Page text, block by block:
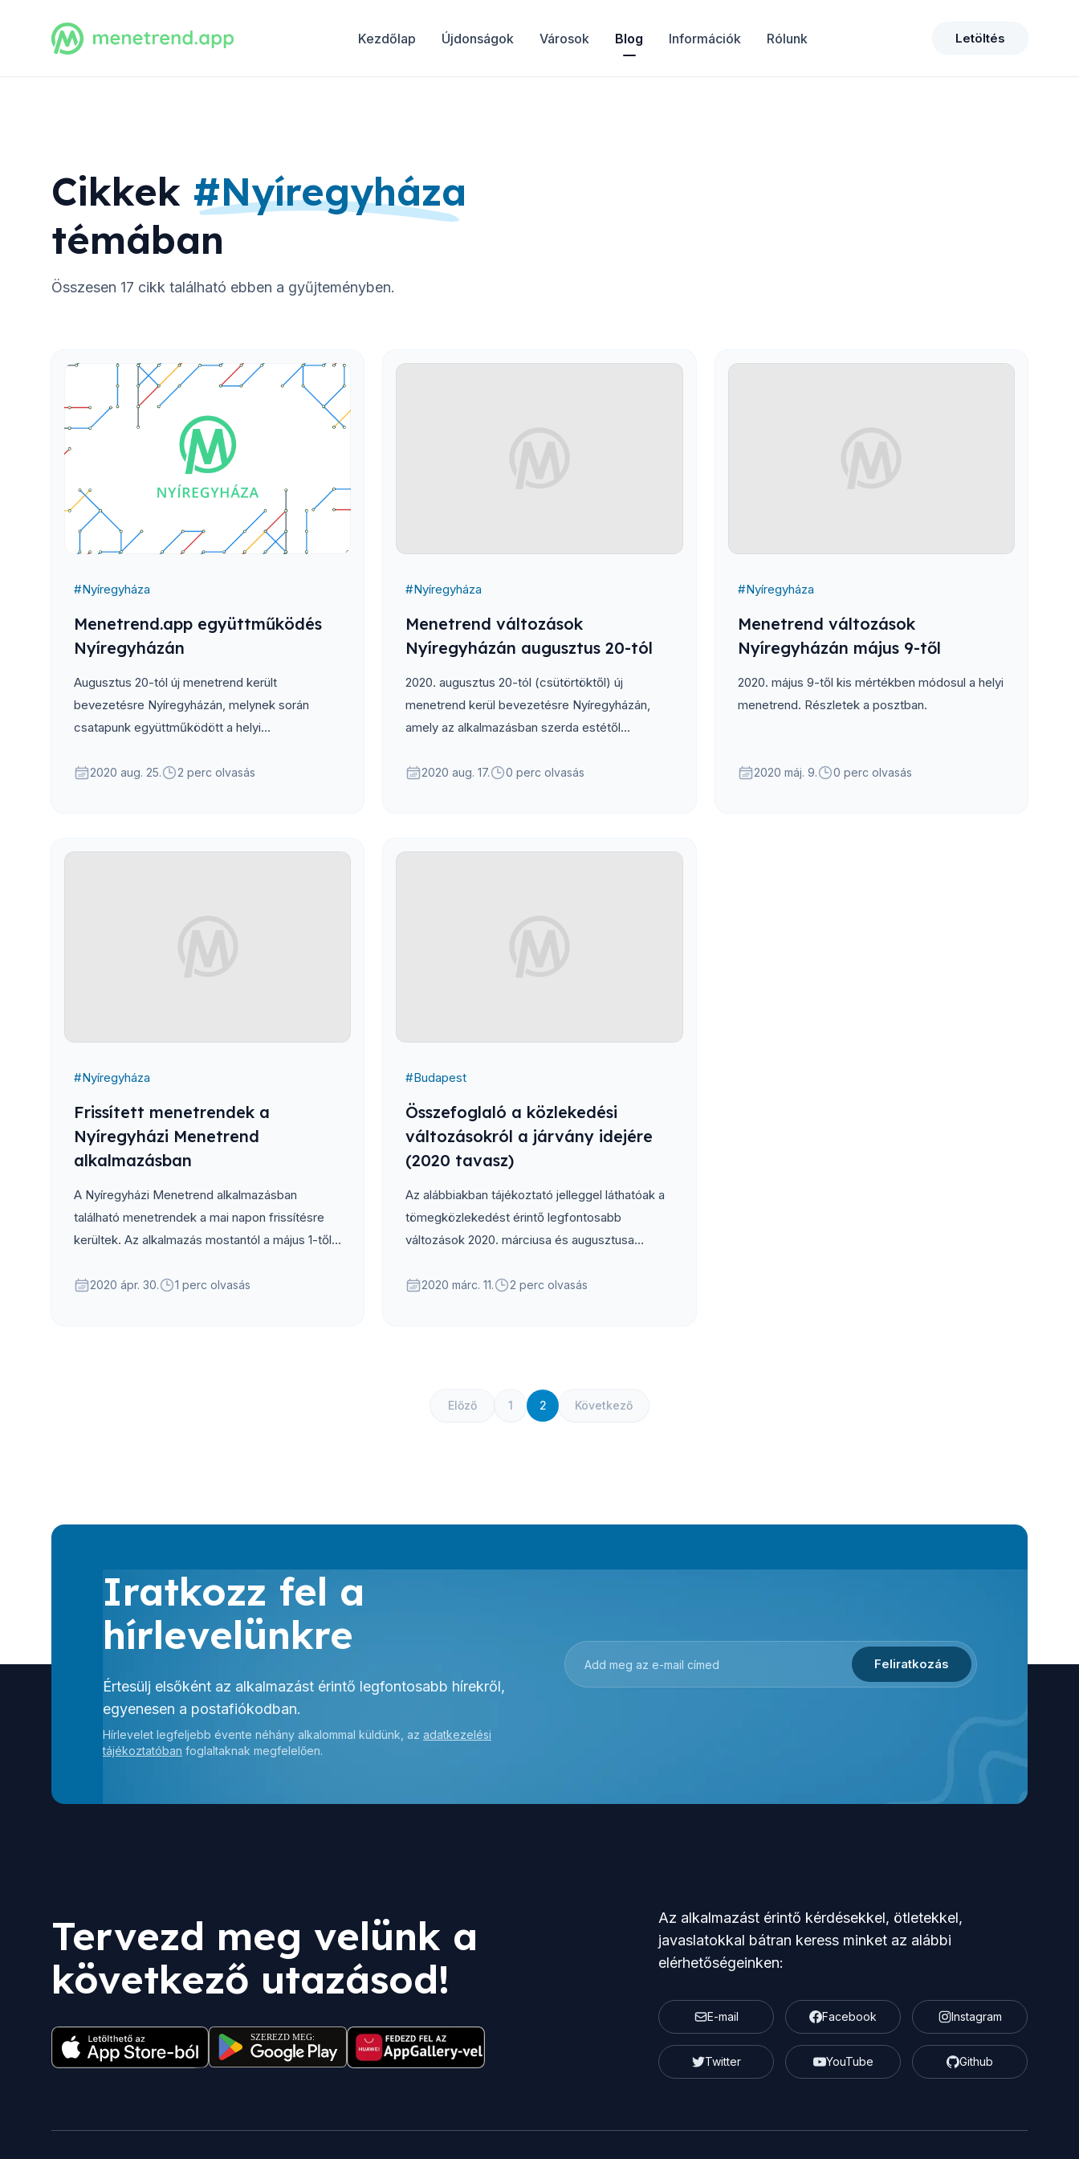
Kezdőlap Újdonságok Városok Blog Információk Rólunk Letöltés
Cikkek #Nyíregyháza
témában
Összesen 17 cikk található ebben a gyűjteményben.
#Nyíregyháza
Menetrend.app együttműködés
Nyíregyházán
Augusztus 20-tól új menetrend került
bevezetésre Nyíregyházán, melynek során
csatapunk együttműködött a helyi
szakembereivel, hogy az utazóközönség online
2020 aug. 25. 2 perc olvasás
#Nyíregyháza
Menetrend változások
Nyíregyházán augusztus 20-tól
2020. augusztus 20-tól (csütörtöktől) új
menetrend kerül bevezetésre Nyíregyházán,
amely az alkalmazásban szerda estétől
2020 aug. 17. 0 perc olvasás
#Nyíregyháza
Menetrend változások
Nyíregyházán május 9-től
2020. május 9-től kis mértékben módosul a helyi
menetrend. Részletek a posztban.
2020 máj. 9. 0 perc olvasás
#Nyíregyháza
Frissített menetrendek a
Nyíregyházi Menetrend
alkalmazásban
A Nyíregyházi Menetrend alkalmazásban
található menetrendek a mai napon frissítésre
kerültek. Az alkalmazás mostantól a május 1-től
melyet a Volánbusz biztosít számunkra.
2020 ápr. 30. 1 perc olvasás
#Budapest
Összefoglaló a közlekedési
változásokról a járvány idejére
(2020 tavasz)
Az alábbiakban tájékoztató jelleggel láthatóak a
tömegközlekedést érintő legfontosabb
változások 2020. márciusa és augusztusa
2020 márc. 11. 2 perc olvasás
Előző 1 2 Következő
Iratkozz fel a
hírlevelünkre
Értesülj elsőként az alkalmazást érintő legfontosabb hírekről,
egyenesen a postafiókodban.
Hírlevelet legfeljebb évente néhány alkalommal küldünk, az adatkezelési
tájékoztatóban foglaltaknak megfelelően.
Feliratkozás
Tervezd meg velünk a
következő utazásod!
Az alkalmazást érintő kérdésekkel, ötletekkel,
javaslatokkal bátran keress minket az alábbi
elérhetőségeinken:
E-mail Facebook Instagram
Twitter YouTube Github